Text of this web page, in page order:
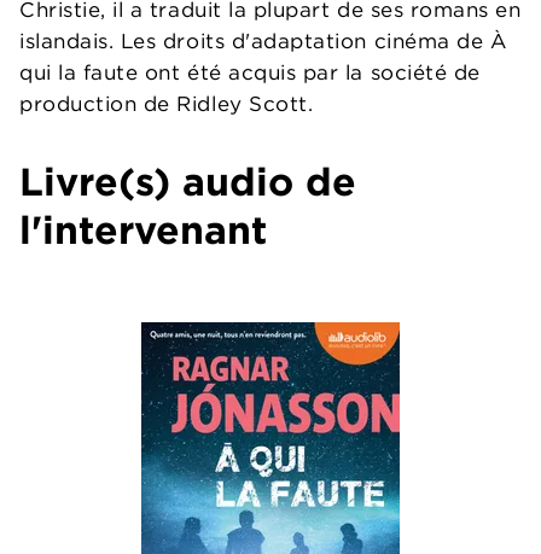
Christie, il a traduit la plupart de ses romans en
islandais. Les droits d'adaptation cinéma de À
qui la faute ont été acquis par la société de
production de Ridley Scott.
Livre(s) audio de
l'intervenant